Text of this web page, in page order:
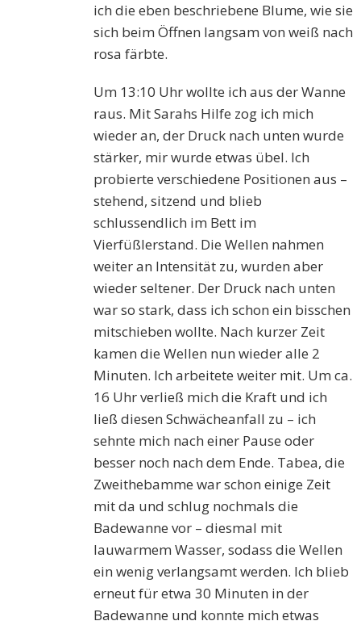
ich die eben beschriebene Blume, wie sie
sich beim Öffnen langsam von weiß nach
rosa färbte.
Um 13:10 Uhr wollte ich aus der Wanne
raus. Mit Sarahs Hilfe zog ich mich
wieder an, der Druck nach unten wurde
stärker, mir wurde etwas übel. Ich
probierte verschiedene Positionen aus –
stehend, sitzend und blieb
schlussendlich im Bett im
Vierfüßlerstand. Die Wellen nahmen
weiter an Intensität zu, wurden aber
wieder seltener. Der Druck nach unten
war so stark, dass ich schon ein bisschen
mitschieben wollte. Nach kurzer Zeit
kamen die Wellen nun wieder alle 2
Minuten. Ich arbeitete weiter mit. Um ca.
16 Uhr verließ mich die Kraft und ich
ließ diesen Schwächeanfall zu – ich
sehnte mich nach einer Pause oder
besser noch nach dem Ende. Tabea, die
Zweithebamme war schon einige Zeit
mit da und schlug nochmals die
Badewanne vor – diesmal mit
lauwarmem Wasser, sodass die Wellen
ein wenig verlangsamt werden. Ich blieb
erneut für etwa 30 Minuten in der
Badewanne und konnte mich etwas